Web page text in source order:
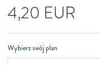
4,20 EUR
Wybierz swój plan